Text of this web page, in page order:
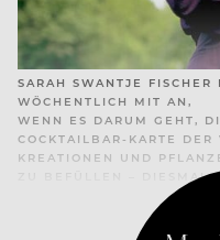
SARAH SWANTJE FISCHER
WÖCHENTLICH MIT AN,
WENN ES DARUM GEHT,
COCKTAILBAR-KARTE
KREATIONEN UND
ZU BEFÜLLEN – DIESMAL